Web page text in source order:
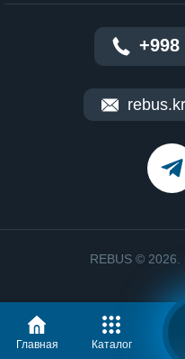
+998
REBUS ©
Главная Каталог